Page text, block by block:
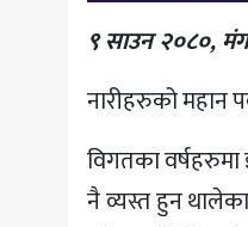
९ साउन २०८०,
नारीहरुको महान
विगतका
नै व्यस्त हुन